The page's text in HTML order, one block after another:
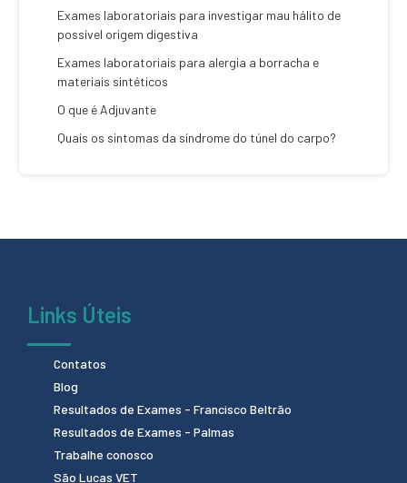
Exames laboratoriais para investigar mau hálito de
possível origem digestiva
Exames laboratoriais para alergia a borracha e
materiais sintéticos
O que é Adjuvante
Quais os sintomas da síndrome do túnel do carpo?
Links Úteis
Contatos
Blog
Resultados de Exames - Francisco Beltrão
Resultados de Exames - Palmas
Trabalhe conosco
São Lucas VET